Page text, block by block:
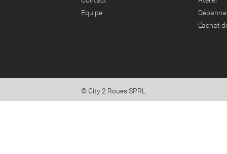
Equipe
L'achat
© City 2 Roues SPRL